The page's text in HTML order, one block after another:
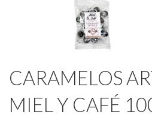
CARAMELOS
MIEL Y CAFÉ